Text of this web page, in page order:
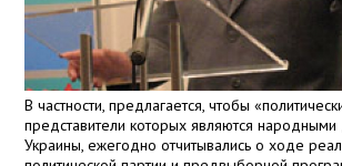
В частности, предлагается, чтобы
представители которых являются народными
Украины, ежегодно отчитывались о ходе